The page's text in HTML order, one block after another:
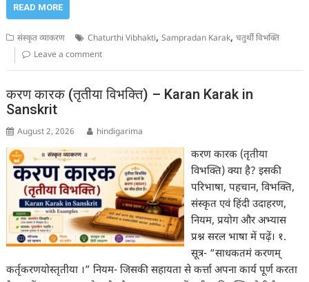
READ MORE
संस्कृत व्याकरण Chaturthi Vibhakti,Sampradan Karak,चतुर्थी विभक्ति
Leave a comment
करण कारक (तृतीया विभक्ति) – Karan Karak in
Sanskrit
August 2, 2026 hindigarima
करण कारक (तृतीया
विभक्ति) क्या है? इसकी
परिभाषा, पहचान, विभक्ति,
संस्कृत एवं हिंदी उदाहरण,
नियम, प्रयोग और अभ्यास
प्रश्न सरल भाषा में पढ़ें। १.
सूत्र- “साधकतमं करणम्
कर्तृकरणयोस्तृतीया ।” नियम- जिसकी सहायता से कर्त्ता अपना कार्य पूर्ण करता